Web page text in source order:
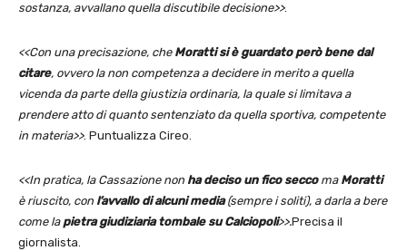
sostanza, avvallano quella discutibile decisione>>.
<<Con una precisazione, che Moratti si è guardato però bene dal
citare, ovvero la non competenza a decidere in merito a quella
vicenda da parte della giustizia ordinaria, la quale si limitava a
prendere atto di quanto sentenziato da quella sportiva, competente
in materia>>. Puntualizza Cireo.
<<In pratica, la Cassazione non ha deciso un fico seccoma Moratti
è riuscito, con l’avvallo di alcuni media(sempre i soliti), a darla a bere
come la pietra giudiziaria tombale su Calciopoli>>.Precisa il
giornalista.